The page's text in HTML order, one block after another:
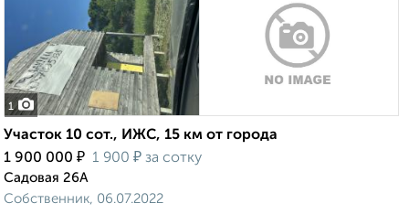
1
Участок 10 сот., ИЖС, 15 км от города
1 900 000 ₽ 1 900 ₽ за сотку
Садовая 26А
Собственник, 06.07.2022